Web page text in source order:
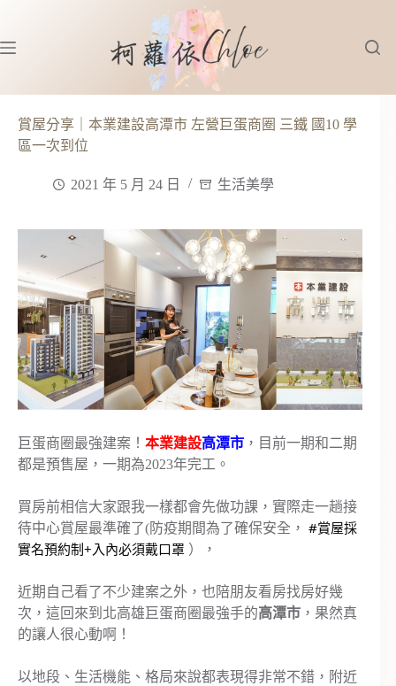
主
內
賞屋分享｜本業建設高潭市 左營巨蛋商圈 三鐵 國10 學
區一次到位
2021 年 5 月 24 日 生活美學
巨蛋商圈最強建案！ 本業建設高潭市 ，目前一期和二期
都是預售屋，一期為2023年完工。
買房前相信大家跟我一樣都會先做功課，實際走一趟接
待中心賞屋最準確了(防疫期間為了確保安全， #賞屋採
實名預約制+入內必須戴口罩 ），
近期自己看了不少建案之外，也陪朋友看房找房好幾
次，這回來到北高雄巨蛋商圈最強手的高潭市 ，果然真
的讓人很心動啊！
以地段、生活機能、格局來說都表現得非常不錯，附近